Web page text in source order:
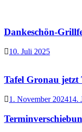
Dankeschön-
10. Juli 2025
Tafel Gronau
1. November 202414.